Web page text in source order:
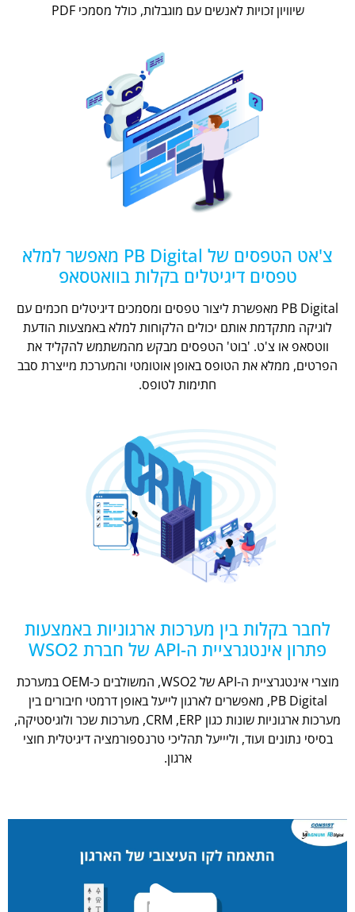
שיוויון זכויות לאנשים עם מוגבלות, כולל מסמכי PDF
צ'אט הטפסים של PB Digital מאפשר למלא
טפסים דיגיטלים בקלות בוואטסאפ
PB Digital מאפשרת ליצור טפסים ומסמכים דיגיטלים חכמים עם
לוגיקה מתקדמת אותם יכולים הלקוחות למלא באמצעות הודעת
ווטסאפ או צ'ט. 'בוט' הטפסים מבקש מהמשתמש להקליד את
הפרטים, ממלא את הטופס באופן אוטומטי והמערכת מייצרת סבב
חתימות לטופס.
לחבר בקלות בין מערכות ארגוניות באמצעות
פתרון אינטגרציית ה-API של חברת WSO2
מוצרי אינטגרציית ה-API של WSO2, המשולבים כ-OEM במערכת
PB Digital, מאפשרים לארגון לייעל באופן דרמטי חיבורים בין
מערכות ארגוניות שונות כגון CRM ,ERP, מערכות שכר ולוגיסטיקה,
בסיסי נתונים ועוד, וליייעל תהליכי טרנספורמציה דיגיטלית חוצי
ארגון.